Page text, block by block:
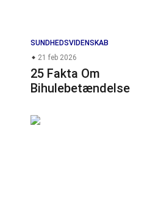
SUNDHEDSVIDENSKAB
21 feb 2026
25 Fakta Om
Bihulebetændelse